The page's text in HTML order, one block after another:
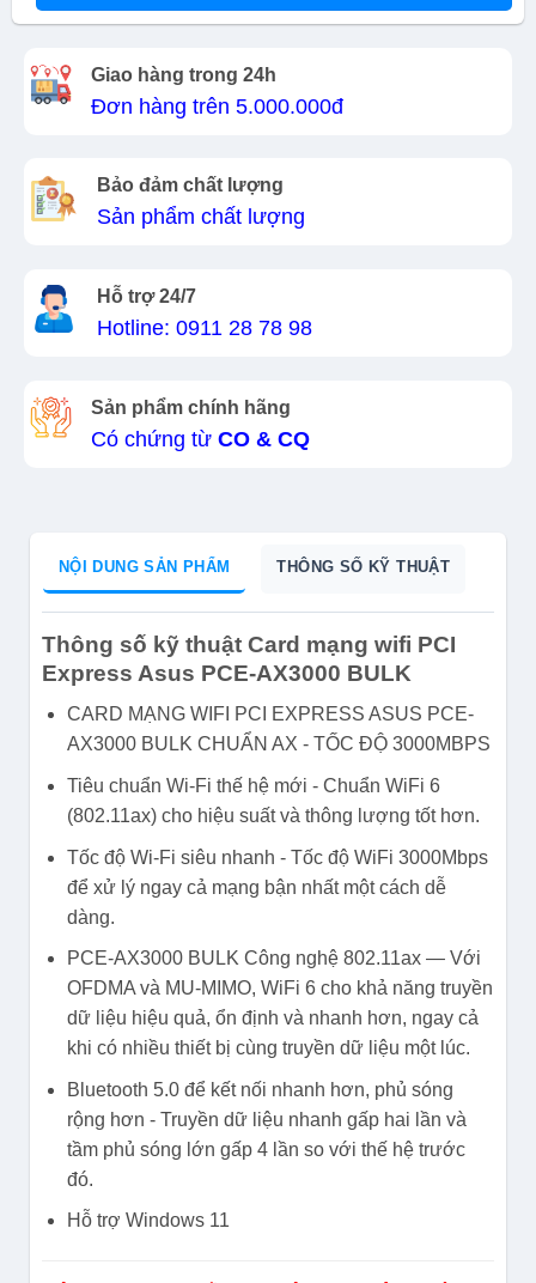
Giao hàng trong 24h
Đơn hàng trên 5.000.000đ
Bảo đảm chất lượng
Sản phẩm chất lượng
Hỗ trợ 24/7
Hotline: 0911 28 78 98
Sản phẩm chính hãng
Có chứng từ CO & CQ
NỘI DUNG SẢN PHẨM THÔNG SỐ KỸ THUẬT
Thông số kỹ thuật Card mạng wifi PCI
Express Asus PCE-AX3000 BULK
CARD MẠNG WIFI PCI EXPRESS ASUS PCE-
AX3000 BULK CHUẨN AX - TỐC ĐỘ 3000MBPS
Tiêu chuẩn Wi-Fi thế hệ mới - Chuẩn WiFi 6
(802.11ax) cho hiệu suất và thông lượng tốt hơn.
Tốc độ Wi-Fi siêu nhanh - Tốc độ WiFi 3000Mbps
để xử lý ngay cả mạng bận nhất một cách dễ
dàng.
PCE-AX3000 BULK Công nghệ 802.11ax — Với
OFDMA và MU-MIMO, WiFi 6 cho khả năng truyền
dữ liệu hiệu quả, ổn định và nhanh hơn, ngay cả
khi có nhiều thiết bị cùng truyền dữ liệu một lúc.
Bluetooth 5.0 để kết nối nhanh hơn, phủ sóng
rộng hơn - Truyền dữ liệu nhanh gấp hai lần và
tầm phủ sóng lớn gấp 4 lần so với thế hệ trước
đó.
Hỗ trợ Windows 11